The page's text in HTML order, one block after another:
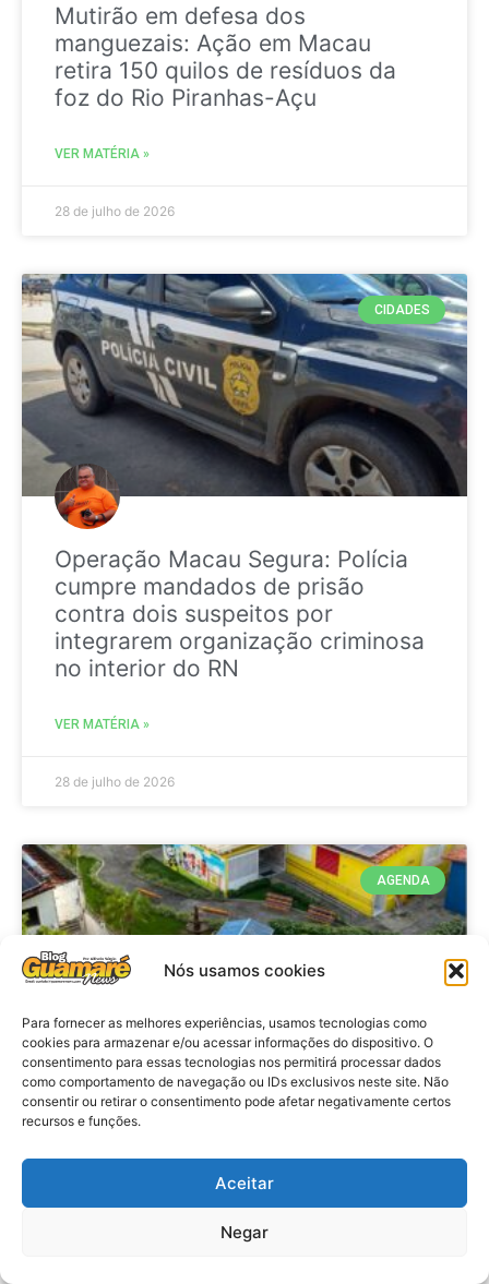
Nós usamos cookies
Para fornecer as melhores experiências, usamos tecnologias como
cookies para armazenar e/ou acessar informações do dispositivo. O
consentimento para essas tecnologias nos permitirá processar dados
como comportamento de navegação ou IDs exclusivos neste site. Não
consentir ou retirar o consentimento pode afetar negativamente certos
recursos e funções.
Aceitar
Negar
Mutirão em defesa dos
manguezais: Ação em Macau
retira 150 quilos de resíduos da
foz do Rio Piranhas-Açu
VER MATÉRIA »
28 de julho de 2026
CIDADES
Operação Macau Segura: Polícia
cumpre mandados de prisão
contra dois suspeitos por
integrarem organização criminosa
no interior do RN
VER MATÉRIA »
28 de julho de 2026
AGENDA
Agenda: 10ª Mostra Pedagógica
da Casa Durval Paiva acontecerá
nesta quarta-feira (29)